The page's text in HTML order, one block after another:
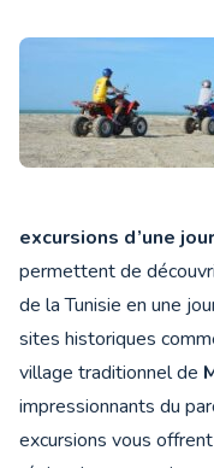
excursions d’une
permettent de
de la Tunisie en une
sites historiques
village traditionnel de
impressionnants du
excursions vous